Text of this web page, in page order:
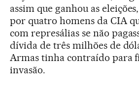
assim que ganhou as
por quatro homens da CIA
com represálias se não
dívida de três milhões de
Armas tinha contraído para
invasão.